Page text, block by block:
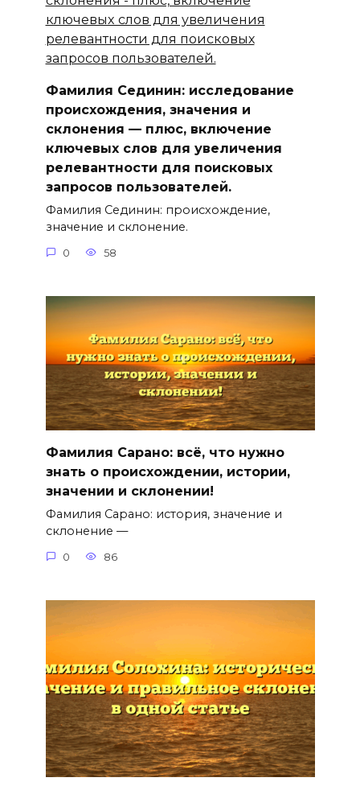
Фамилия Сединин: исследование
происхождения, значения и
склонения — плюс, включение
ключевыx слов для увеличения
релевантности для поисковых
запросов пользователей.
Фамилия Сединин: происхождение,
значение и склонение.
0 58
Фамилия Сарано: всё, что нужно
знать о происхождении, истории,
значении и склонении!
Фамилия Сарано: история, значение и
склонение —
0 86